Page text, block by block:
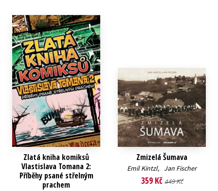
Zlatá kniha komiksů
Vlastislava Tomana 2:
Příběhy psané střelným
prachem
Zmizelá Šumava
Emil Kintzl, Jan Fischer
359 Kč 449 Kč